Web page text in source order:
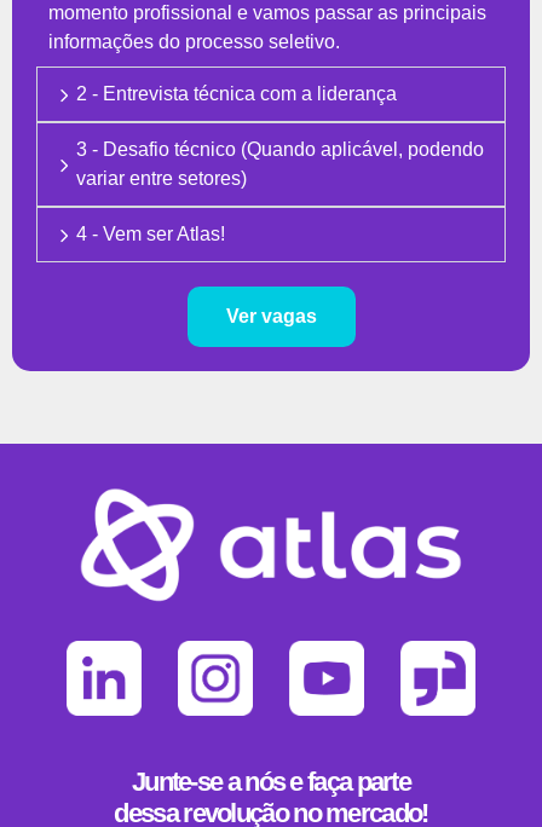
momento profissional e vamos passar as principais
informações do processo seletivo.
2 - Entrevista técnica com a liderança
3 - Desafio técnico (Quando aplicável, podendo
variar entre setores)
4 - Vem ser Atlas!
Ver vagas
Junte-se a nós e faça parte
dessa revolução no mercado!